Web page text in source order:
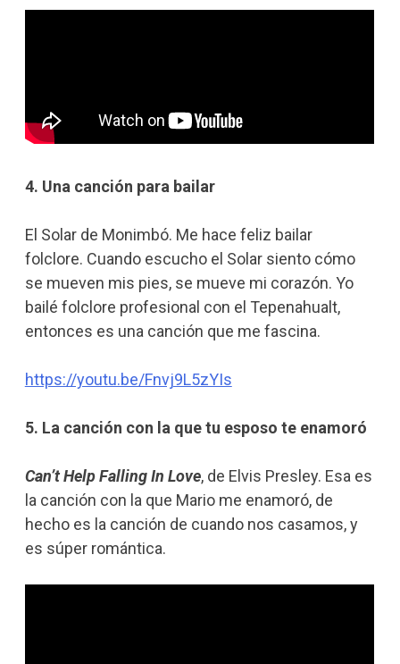
4. Una canción para bailar
El Solar de Monimbó. Me hace feliz bailar
folclore. Cuando escucho el Solar siento cómo
se mueven mis pies, se mueve mi corazón. Yo
bailé folclore profesional con el Tepenahualt,
entonces es una canción que me fascina.
https://youtu.be/Fnvj9L5zYIs
5. La canción con la que tu esposo te enamoró
Can’t Help Falling In Love, de Elvis Presley. Esa es
la canción con la que Mario me enamoró, de
hecho es la canción de cuando nos casamos, y
es súper romántica.